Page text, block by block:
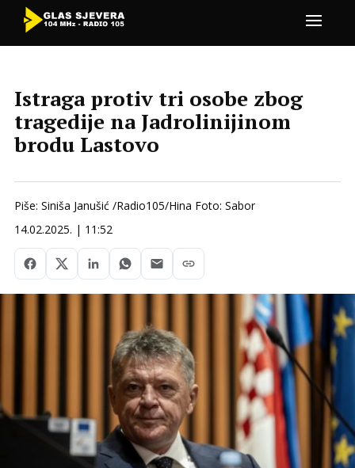
Istraga protiv tri osobe zbog
tragedije na Jadrolinijinom
brodu Lastovo
Piše: Siniša Janušić /Radio105/Hina Foto: Sabor
14.02.2025. | 11:52